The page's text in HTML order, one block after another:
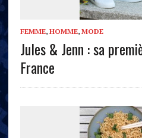
FEMME, HOMME, MODE
Jules & Jenn : sa
France